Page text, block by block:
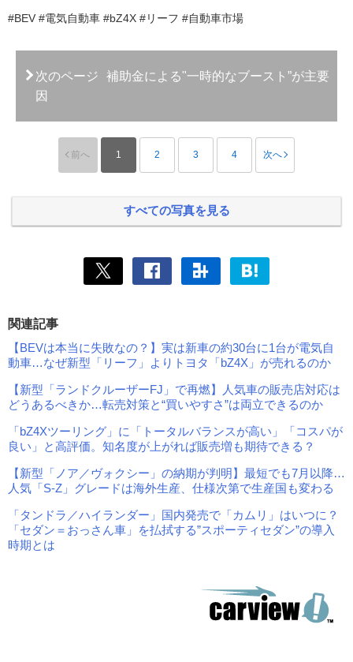
#BEV #電気自動車 #bZ4X #リーフ #自動車市場
次のページ
補助金による"一時的なブースト”が主要
因
前へ 1 2 3 4 次へ
すべての写真を見る
関連記事
【BEVは本当に失敗なの？】実は新車の約30台に1台が電気自
動車…なぜ新型「リーフ」よりトヨタ「bZ4X」が売れるのか
【新型「ランドクルーザーFJ」で再燃】人気車の販売店対応は
どうあるべきか…転売対策と“買いやすさ”は両立できるのか
「bZ4Xツーリング」に「トータルバランスが高い」「コスパが
良い」と高評価。知名度が上がれば販売増も期待できる？
【新型「ノア／ヴォクシー」の納期が判明】最短でも7月以降…
人気「S-Z」グレードは海外生産、仕様次第で生産国も変わる
「タンドラ／ハイランダー」国内発売で「カムリ」はいつに？
「セダン＝おっさん車」を払拭する”スポーティセダン”の導入
時期とは